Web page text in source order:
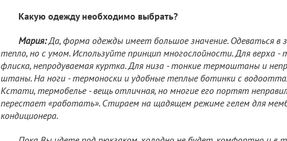
Какую одежду необходимо выбрать?
Мария:Да, форма одежды имеет большое значение. Одеваться в
тепло, но с умом. Используйте принцип многослойности. Для верха
флиска, непродуваемая куртка. Для низа - тонкие термоштаны и
штаны. На ноги - термоноски и удобные теплые ботинки с
Кстати, термобелье - вещь отличная, но многие его портят
перестает «работать». Стираем на щадящем режиме гелем для
кондиционера.